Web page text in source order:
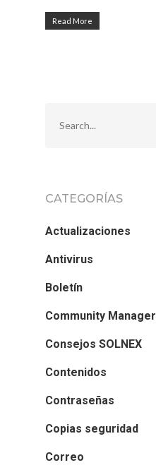
Read More
CATEGORÍAS
Actualizaciones
Antivirus
Boletín
Community Manager
Consejos SOLNEX
Contenidos
Contraseñas
Copias seguridad
Correo